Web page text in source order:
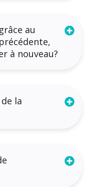
au
à nouveau?
la